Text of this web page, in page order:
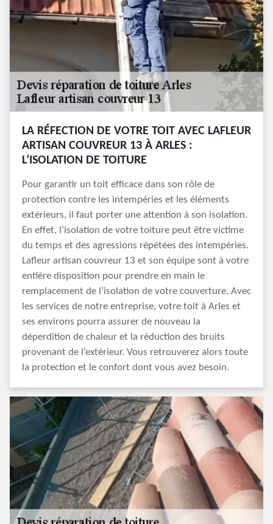
LA RÉFECTION DE VOTRE TOIT AVEC LAFLEUR
ARTISAN COUVREUR 13 À ARLES :
L’ISOLATION DE TOITURE
Pour garantir un toit efficace dans son rôle de
protection contre les intempéries et les éléments
extérieurs, il faut porter une attention à son isolation.
En effet, l’isolation de votre toiture peut être victime
du temps et des agressions répétées des intempéries.
Lafleur artisan couvreur 13 et son équipe sont à votre
entière disposition pour prendre en main le
remplacement de l’isolation de votre couverture. Avec
les services de notre entreprise, votre toit à Arles et
ses environs pourra assurer de nouveau la
déperdition de chaleur et la réduction des bruits
provenant de l’extérieur. Vous retrouverez alors toute
la protection et le confort dont vous avez besoin.